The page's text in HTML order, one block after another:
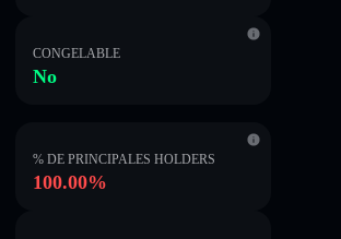
CONGELABLE
No
% DE PRINCIPALES HOLDERS
100.00%